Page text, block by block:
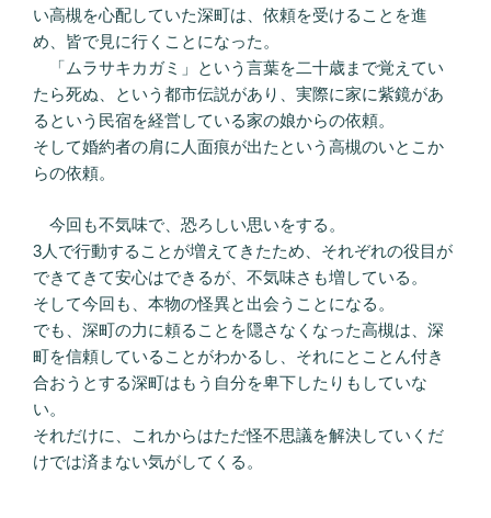
い高槻を心配していた深町は、依頼を受けることを進
め、皆で見に行くことになった。
「ムラサキカガミ」という言葉を二十歳まで覚えてい
たら死ぬ、という都市伝説があり、実際に家に紫鏡があ
るという民宿を経営している家の娘からの依頼。
そして婚約者の肩に人面痕が出たという高槻のいとこか
らの依頼。
今回も不気味で、恐ろしい思いをする。
3人で行動することが増えてきたため、それぞれの役目が
できてきて安心はできるが、不気味さも増している。
そして今回も、本物の怪異と出会うことになる。
でも、深町の力に頼ることを隠さなくなった高槻は、深
町を信頼していることがわかるし、それにとことん付き
合おうとする深町はもう自分を卑下したりもしていな
い。
それだけに、これからはただ怪不思議を解決していくだ
けでは済まない気がしてくる。